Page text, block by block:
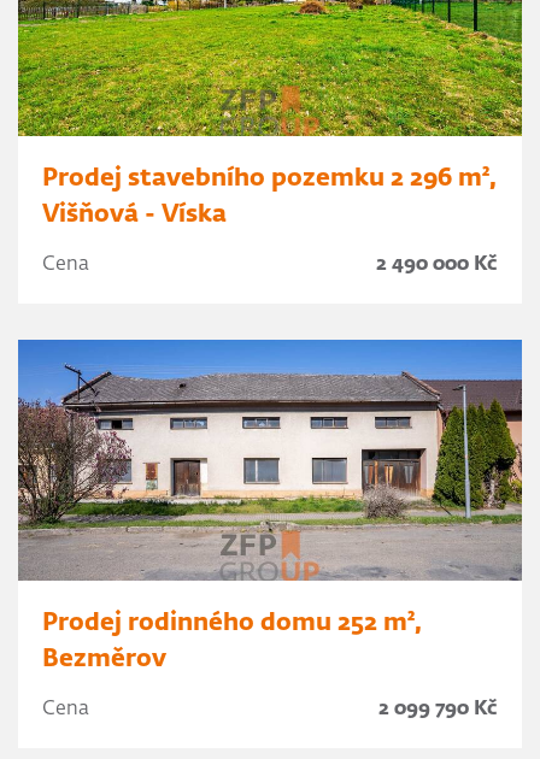
Prodej stavebního pozemku 2 296 m²,
Višňová - Víska
Cena 2 490 000 Kč
Prodej rodinného domu 252 m²,
Bezměrov
Cena 2 099 790 Kč